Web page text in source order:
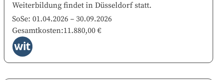
Weiterbildung findet in Düsseldorf statt.
SoSe: 01.04.2026 – 30.09.2026
Gesamtkosten:11.880,00 €